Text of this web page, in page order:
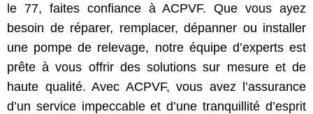
le 77, faites confiance à ACPVF. Que vous ayez
besoin de réparer, remplacer, dépanner ou installer
une pompe de relevage, notre équipe d’experts est
prête à vous offrir des solutions sur mesure et de
haute qualité. Avec ACPVF, vous avez l’assurance
d’un service impeccable et d’une tranquillité d’esprit